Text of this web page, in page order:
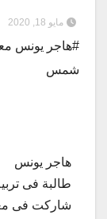
مايو 18, 2020
#هاجر يونس
شمس
هاجر يونس
طالبة فى
شاركت فى